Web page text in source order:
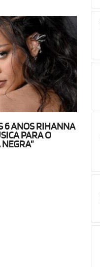
6 ANOS RIHANNA
PARA O